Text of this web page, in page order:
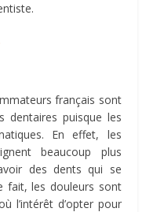
français sont
dentaires puisque les
En effet, les
beaucoup plus
des dents qui se
fait, les douleurs sont
l’intérêt d’opter pour